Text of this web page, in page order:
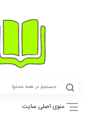
منوی اصلی سایت